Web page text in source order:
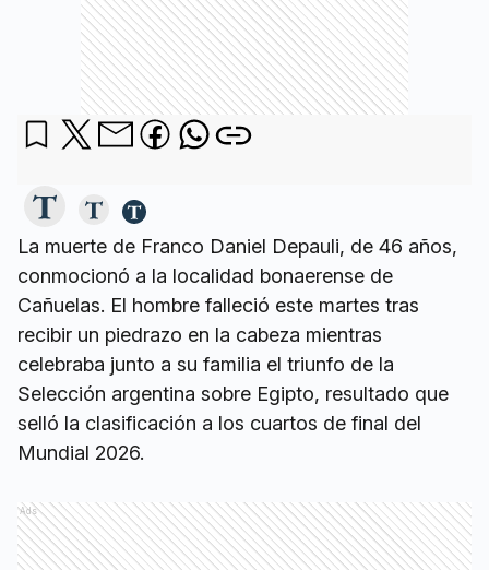
La muerte de Franco Daniel Depauli, de 46 años,
conmocionó a la localidad bonaerense de
Cañuelas. El hombre falleció este martes tras
recibir un piedrazo en la cabeza mientras
celebraba junto a su familia el triunfo de la
Selección argentina sobre Egipto, resultado que
selló la clasificación a los cuartos de final del
Mundial 2026.
Ads